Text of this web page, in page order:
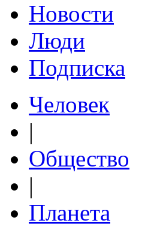
Новости
Люди
Подписка
Человек
|
Общество
|
Планета